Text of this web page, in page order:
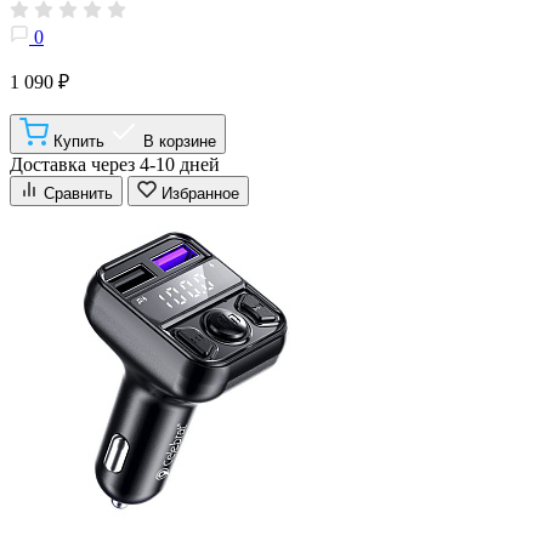
0
1 090 ₽
Купить В корзине
Доставка через 4-10 дней
Сравнить Избранное